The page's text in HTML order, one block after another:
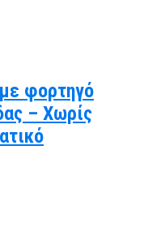
φορτηγό
– Χωρίς